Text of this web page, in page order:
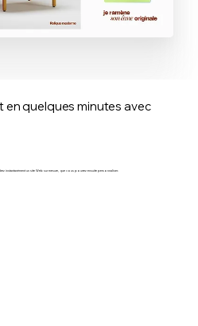
en quelques minutes avec
instantanément un site Web sur mesure, que vous pourrez ensuite personnaliser.